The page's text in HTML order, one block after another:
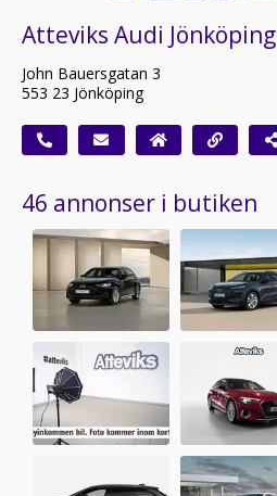
Atteviks Audi Jönköping
John Bauersgatan 3
553 23 Jönköping
46 annonser i butiken